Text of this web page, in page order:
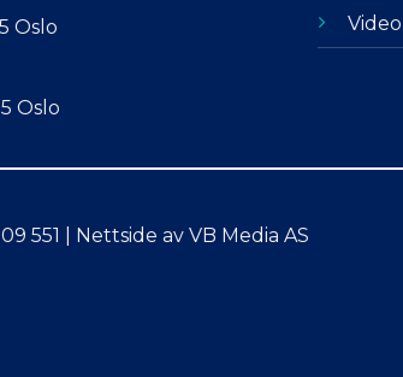
Oslo
Oslo
Video
551 | Nettside av VB Media AS